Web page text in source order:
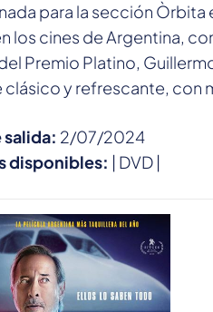
para la sección Òrbita
los cines de Argentina,
Premio Platino,
clásico y refrescante, con
salida: 2/07/2024
disponibles: | DVD |